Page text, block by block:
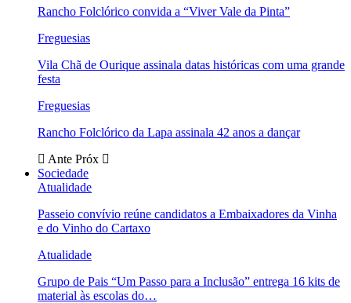
Rancho Folclórico convida a “Viver Vale da Pinta”
Freguesias
Vila Chã de Ourique assinala datas históricas com uma grande
festa
Freguesias
Rancho Folclórico da Lapa assinala 42 anos a dançar
Ante Próx
Sociedade
Atualidade
Passeio convívio reúne candidatos a Embaixadores da Vinha
e do Vinho do Cartaxo
Atualidade
Grupo de Pais “Um Passo para a Inclusão” entrega 16 kits de
material às escolas do…